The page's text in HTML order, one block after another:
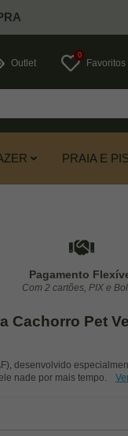
Outlet
0
Favoritos
PRAIA E
Pagamento
Com 2 cartões, PIX e
Cachorro Pet
desenvolvido
nade por mais tempo.